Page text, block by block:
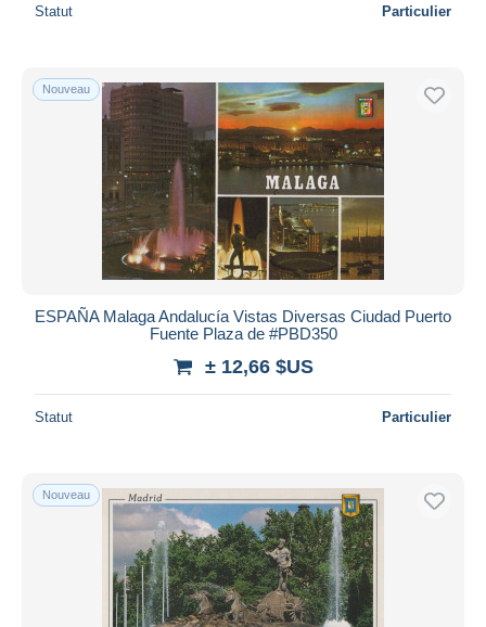
Statut Particulier
Nouveau
ESPAÑA Malaga Andalucía Vistas Diversas Ciudad Puerto
Fuente Plaza de #PBD350
± 12,66 $US
Statut Particulier
Nouveau